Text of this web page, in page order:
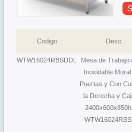
Codigo Desc.
WTW16024RBSDDL
Mesa de Trabajo
Inoxidable
Puertas y Con
la Derecha y